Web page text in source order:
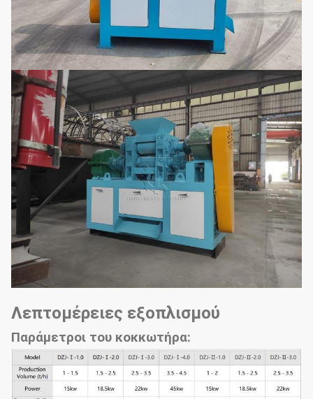
Λεπτομέρειες εξοπλισμού
Παράμετροι του κοκκωτήρα: